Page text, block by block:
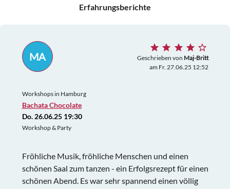
Erfahrungsberichte
MA Geschrieben von Maj-Britt
am Fr. 27.06.25 12:52
Workshops in Hamburg
Bachata Chocolate
Do. 26.06.25 19:30
Workshop & Party
Fröhliche Musik, fröhliche Menschen und einen
schönen Saal zum tanzen - ein Erfolgsrezept für einen
schönen Abend. Es war sehr spannend einen völlig